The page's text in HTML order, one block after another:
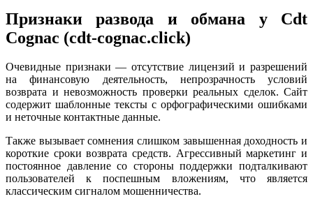
Признаки развода и обмана у Cdt
Cognac (cdt-cognac.click)
Очевидные признаки — отсутствие лицензий и разрешений
на финансовую деятельность, непрозрачность условий
возврата и невозможность проверки реальных сделок. Сайт
содержит шаблонные тексты с орфографическими ошибками
и неточные контактные данные.
Также вызывает сомнения слишком завышенная доходность и
короткие сроки возврата средств. Агрессивный маркетинг и
постоянное давление со стороны поддержки подталкивают
пользователей к поспешным вложениям, что является
классическим сигналом мошенничества.